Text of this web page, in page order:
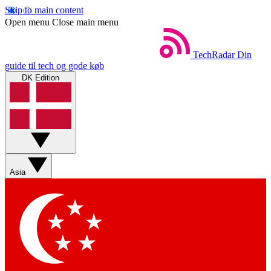
Skip to main content
Open menu Close main menu
TechRadar Din
guide til tech og gode køb
DK Edition
Asia